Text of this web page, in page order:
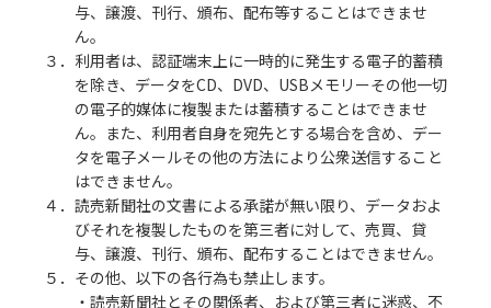
与、譲渡、刊行、頒布、配布等することはできませ
ん。
３．利用者は、認証端末上に一時的に発生する電子的蓄積
を除き、データをCD、DVD、USBメモリーその他一切
の電子的媒体に複製または蓄積することはできませ
ん。また、利用者自身を宛先とする場合を含め、デー
タを電子メールその他の方法により公衆送信すること
はできません。
４．読売新聞社の文書による承諾が無い限り、データおよ
びそれを複製したものを第三者に対して、売買、貸
与、譲渡、刊行、頒布、配布することはできません。
５．その他、以下の各行為も禁止します。
・読売新聞社とその関係者、および第三者に迷惑、不